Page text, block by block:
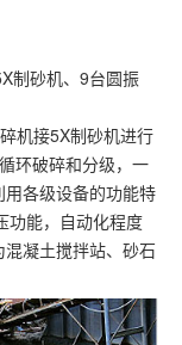
制砂机、9台圆振
机接5X制砂机进行
环破碎和分级，一
各级设备的功能特
功能，自动化程度
凝土搅拌站、砂石